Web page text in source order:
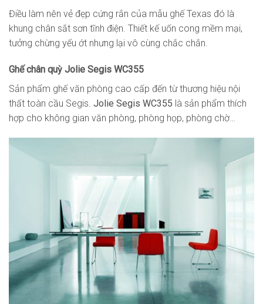
Điều làm nên vẻ đẹp cứng rắn của mẫu ghế Texas đó là
khung chân sắt sơn tĩnh điện. Thiết kế uốn cong mềm mại,
tưởng chừng yếu ớt nhưng lại vô cùng chắc chắn.
Ghế chân quỳ Jolie Segis WC355
Sản phẩm ghế văn phòng cao cấp đến từ thương hiệu nội
thất toàn cầu Segis. Jolie Segis WC355 là sản phẩm thích
hợp cho không gian văn phòng, phòng họp, phòng chờ…